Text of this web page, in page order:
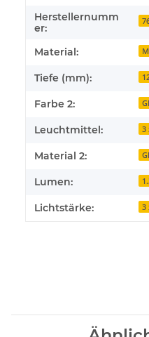
Herstellernumm
er:
Material:
Tiefe (mm):
Farbe 2:
Leuchtmittel: 3
Material 2:
Lumen:
Lichtstärke: 3